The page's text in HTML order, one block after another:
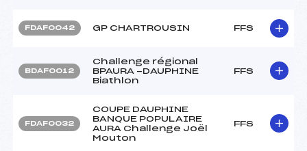
FDAF0042 GP CHARTROUSIN FFS
BDAF0012
Challenge régional
BPAURA -DAUPHINE
Biathlon
FFS
FDAF0032
COUPE DAUPHINE
BANQUE POPULAIRE
AURA Challenge Joël
Mouton
FFS